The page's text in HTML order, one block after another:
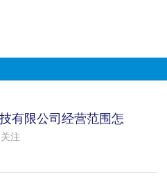
有限公司经营范围怎
5个模板）
注